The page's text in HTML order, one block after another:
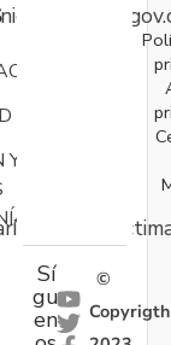
Y
Sí
gu
en
©
Copyrigth